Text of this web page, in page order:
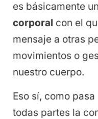
es básicamente un
corporal con el
mensaje a otras
movimientos o
nuestro cuerpo.
Eso sí, como
todas partes la